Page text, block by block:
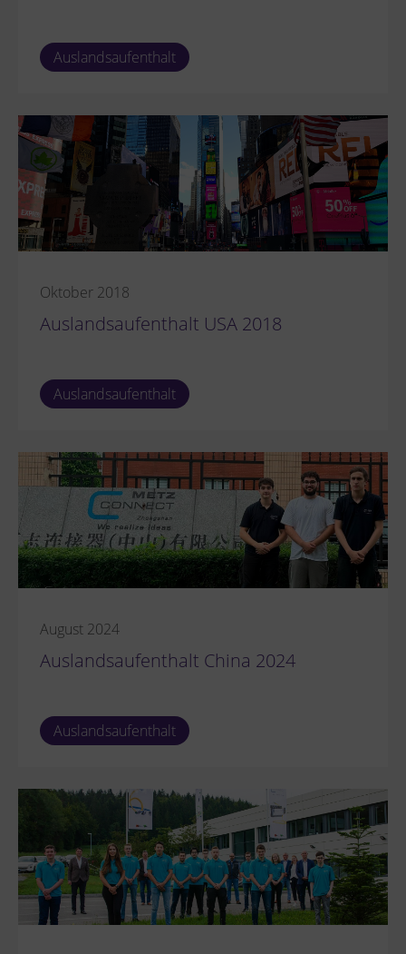
Auslandsaufenthalt
Oktober 2018
Auslandsaufenthalt USA 2018
Auslandsaufenthalt
August 2024
Auslandsaufenthalt China 2024
Auslandsaufenthalt